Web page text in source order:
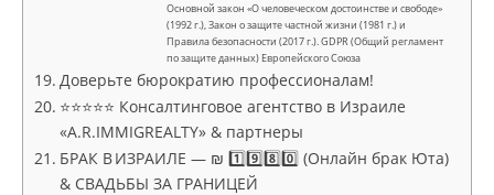
Основной закон «О человеческом достоинстве и свободе»
(1992 г.), Закон о защите частной жизни (1981 г.) и
Правила безопасности (2017 г.). GDPR (Общий регламент
по защите данных) Европейского Союза
Доверьте бюрократию профессионалам!
⭐⭐⭐⭐⭐ Консалтинговое агентство в Израиле
«A.R.IMMIGREALTY» & партнеры
БРАК В ИЗРАИЛЕ — ₪ 1️⃣9️⃣8️⃣0️⃣ (Онлайн брак Юта)
& СВАДЬБЫ ЗА ГРАНИЦЕЙ